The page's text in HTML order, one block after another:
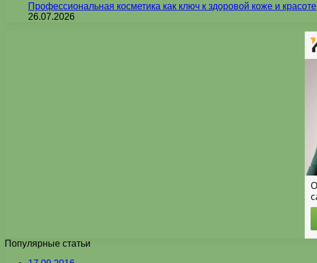
Профессиональная косметика как ключ к здоровой коже и красоте
26.07.2026
Популярные статьи